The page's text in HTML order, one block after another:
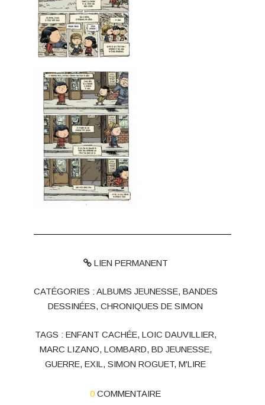
LIEN PERMANENT
CATÉGORIES : ALBUMS JEUNESSE, BANDES
DESSINÉES,CHRONIQUES DE SIMON
TAGS : ENFANT CACHÉE, LOIC DAUVILLIER,
MARC LIZANO, LOMBARD, BD JEUNESSE,
GUERRE,EXIL ,SIMON ROGUET,M'LIRE
0 COMMENTAIRE